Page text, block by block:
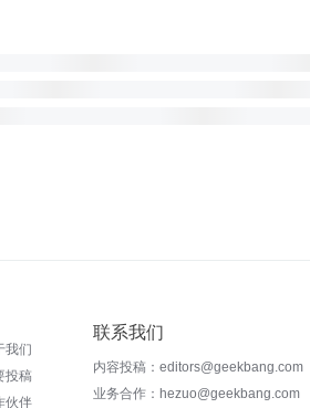
我们
投稿
伙伴
联系我们
内容投稿：editors@geekbang.com
业务合作：hezuo@geekbang.com